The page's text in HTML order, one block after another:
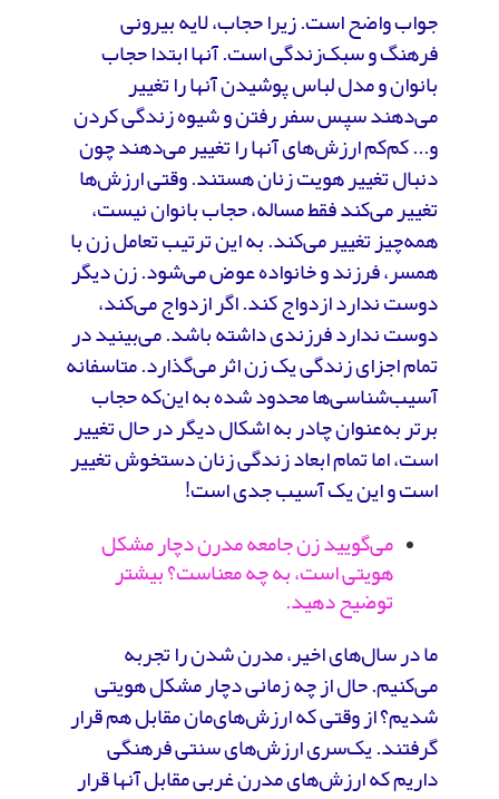
جواب واضح است. زیرا حجاب، لایه بیرونی
فرهنگ و سبک‌زندگی است. آنها ابتدا حجاب
بانوان و مدل لباس پوشیدن آنها را تغییر
می‌دهند سپس سفر رفتن و شیوه زندگی کردن
و... کم‌کم ارزش‌های آنها را تغییر می‌دهند چون
دنبال تغییر هویت زنان هستند. وقتی ارزش‌ها
تغییر می‌کند فقط مساله، حجاب بانوان نیست،
همه‌چیز تغییر می‌کند. به این ترتیب تعامل زن با
همسر، فرزند و خانواده عوض می‌شود. زن دیگر
دوست ندارد ازدواج کند. اگر ازدواج می‌کند،
دوست ندارد فرزندی داشته باشد. می‌بینید در
تمام اجزای زندگی یک زن اثر می‌گذارد. متاسفانه
آسیب‌شناسی‌ها محدود شده به این‌که حجاب
برتر به‌عنوان چادر به اشکال دیگر در حال تغییر
است، اما تمام ابعاد زندگی زنان دستخوش تغییر
است و این یک آسیب جدی است!
می‌گویید زن جامعه مدرن دچار مشکل
هویتی است، به چه معناست؟ بیشتر
توضیح دهید.
ما در سال‌های اخیر، مدرن شدن را تجربه
می‌کنیم. حال از چه زمانی دچار مشکل هویتی
شدیم؟ از وقتی که ارزش‌های‌مان مقابل هم قرار
گرفتند. یک‌سری ارزش‌های سنتی فرهنگی
داریم که ارزش‌های مدرن غربی مقابل آنها قرار